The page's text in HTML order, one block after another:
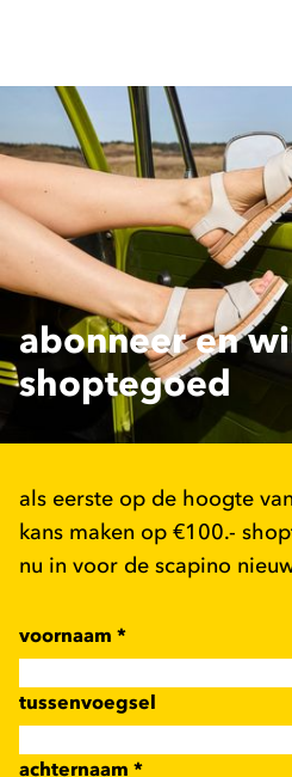
abonneer en
shoptegoed
als eerste op de hoogte
kans maken op €100.-
nu in voor de scapino
voornaam *
tussenvoegsel
achternaam *